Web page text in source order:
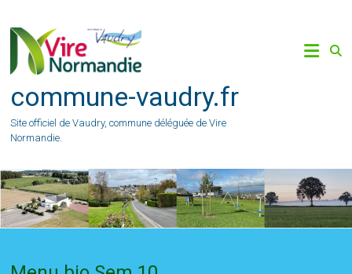
content
commune-vaudry.fr
Site officiel de Vaudry, commune déléguée de Vire
Normandie.